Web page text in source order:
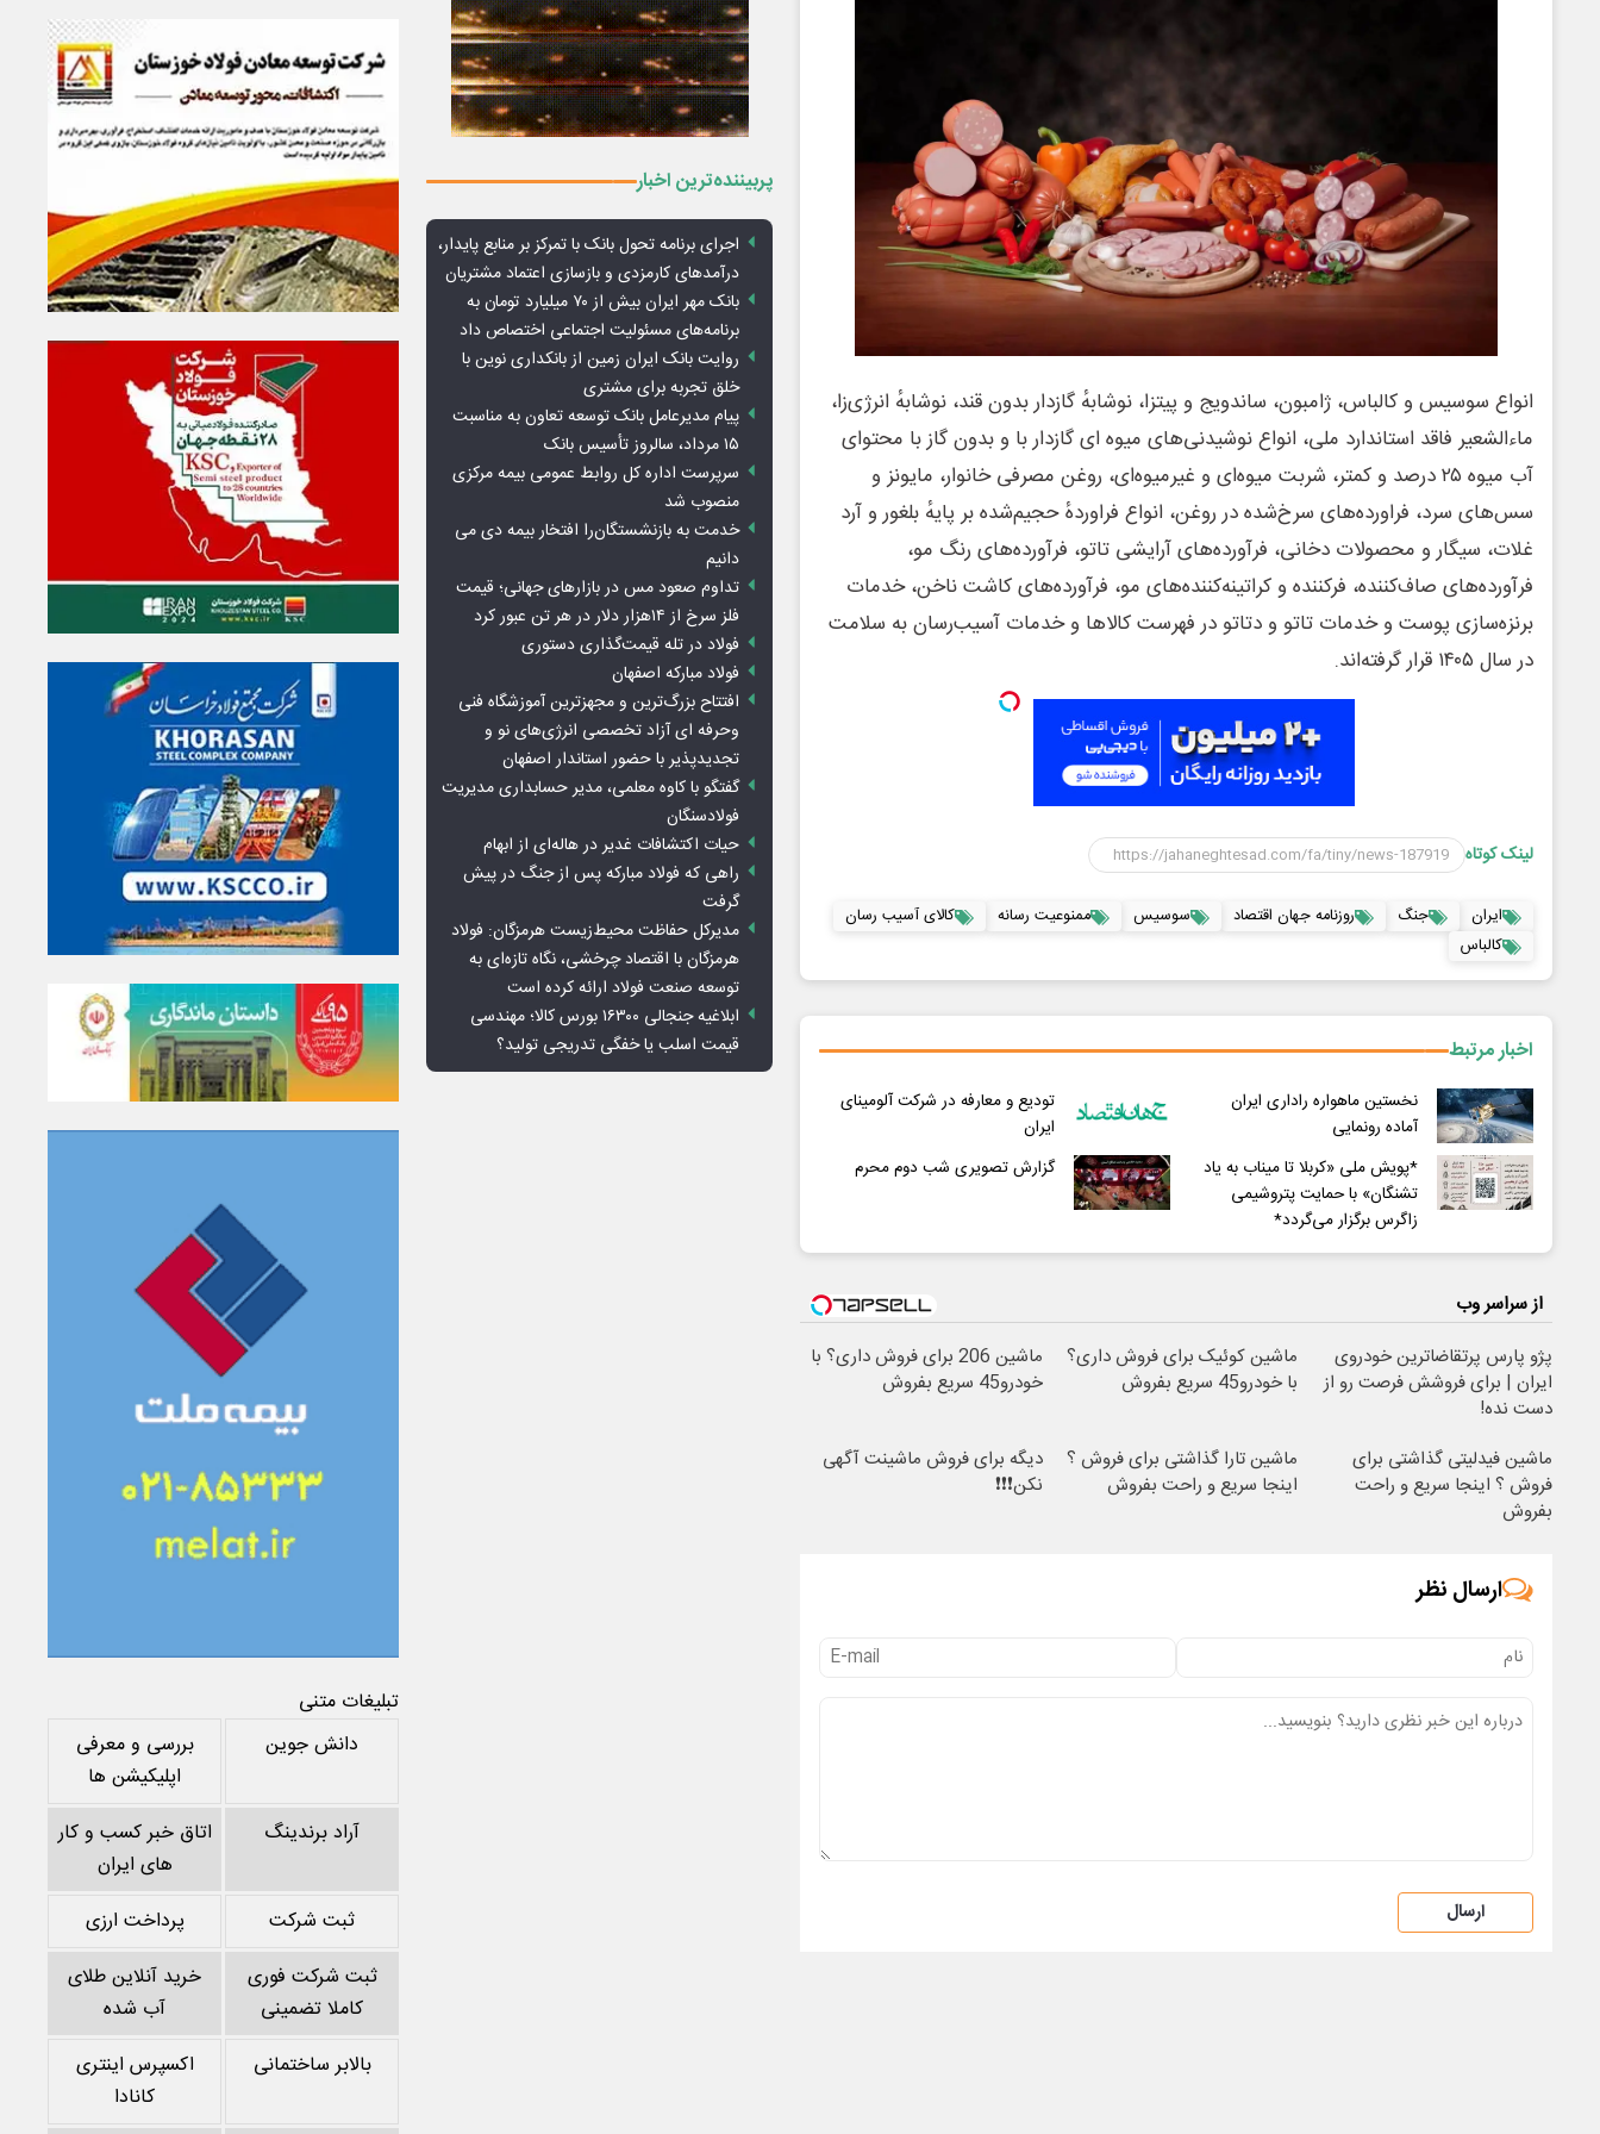
انواع سوسیس و کالباس، ژامبون، ساندویج و پیتزا، نوشابهٔ گازدار بدون قند، نوشابهٔ انرژی‌زا،
ماءالشعیر فاقد استاندارد ملی، انواع نوشیدنی‌های میوه ای گازدار با و بدون گاز با محتوای
آب میوه ۲۵ درصد و کمتر، شربت میوه‌ای و غیرمیوه‌ای، روغن مصرفی خانوار، مایونز و
سس‌های سرد، فراورده‌های سرخ‌شده در روغن، انواع فراوردهٔ حجیم‌شده بر پایهٔ بلغور و آرد
غلات، سیگار و محصولات دخانی، فرآورده‌های آرایشی تاتو، فرآورده‌های رنگ مو،‌
فرآورده‌های صاف‌کننده، فر‌کننده و کراتینه‌کننده‌های مو، فرآورده‌های کاشت ناخن، خدمات
برنزه‌سازی پوست و خدمات تاتو و دتاتو در فهرست کالاها و خدمات آسیب‌رسان به سلامت
در سال ۱۴۰۵ قرار گرفته‌اند.
لینک کوتاه
ایران جنگ روزنامه جهان اقتصاد سوسیس ممنوعیت رسانه
کالای آسیب رسان
کالباس
اخبار مرتبط
نخستین ماهواره راداری ایران
آماده رونمایی
تودیع و معارفه در شرکت آلومینای
ایران
*پویش ملی «کربلا تا میناب به یاد
تشنگان» با حمایت پتروشیمی
زاگرس برگزار می‌گردد*
گزارش تصویری شب دوم محرم
از سراسر وب
پژو پارس پرتقاضاترین خودروی
ایران | برای فروشش فرصت رو از
دست نده!
ماشین کوئیک برای فروش داری؟
با خودرو45 سریع بفروش
ماشین 206 برای فروش داری؟ با
خودرو45 سریع بفروش
ماشین فیدلیتی گذاشتی برای
فروش ؟ اینجا سریع و راحت
بفروش
ماشین تارا گذاشتی برای فروش ؟
اینجا سریع و راحت بفروش
دیگه برای فروش ماشینت آگهی
نکن❗❗❗
ارسال نظر
ارسال
پربیننده‌ترین اخبار
اجرای برنامه تحول بانک با تمرکز بر منابع پایدار،
درآمدهای کارمزدی و بازسازی اعتماد مشتریان
بانک مهر ایران بیش از ۷۰ میلیارد تومان به
برنامه‌های مسئولیت اجتماعی اختصاص داد
روایت بانک ایران زمین از بانکداری نوین با
خلق تجربه برای مشتری
پیام مدیرعامل بانک توسعه تعاون به مناسبت
۱۵ مرداد، سالروز تأسیس بانک
سرپرست اداره کل روابط عمومی بیمه مرکزی
منصوب شد
خدمت به بازنشستگان‌را افتخار بیمه دی می
دانیم
تداوم صعود مس در بازارهای جهانی؛ قیمت
فلز سرخ از ۱۴هزار دلار در هر تن عبور کرد
فولاد در تله قیمت‌گذاری دستوری
فولاد مبارکه اصفهان
افتتاح بزرگ‌ترین و مجهزترین آموزشگاه فنی
وحرفه ای آزاد تخصصی انرژی‌های نو و
تجدیدپذیر با حضور استاندار اصفهان
گفتگو با کاوه معلمی، مدیر حسابداری مدیریت
فولادسنگان
حیات اکتشافات غدیر در هاله‌ای از ابهام
راهی که فولاد مبارکه پس از جنگ در پیش
گرفت
مدیرکل حفاظت محیط‌زیست هرمزگان: فولاد
هرمزگان با اقتصاد چرخشی، نگاه تازه‌ای به
توسعه صنعت فولاد ارائه کرده است
ابلاغیه جنجالی ۱۶۳۰۰ بورس کالا؛ مهندسی
قیمت اسلب یا خفگی تدریجی تولید؟
تبلیغات متنی
دانش جوین
بررسی و معرفی
اپلیکیشن ها
آراد برندینگ
اتاق خبر کسب و کار
های ایران
ثبت شرکت
پرداخت ارزی
ثبت شرکت فوری
کاملا تضمینی
خرید آنلاین طلای
آب شده
بالابر ساختمانی
اکسپرس اینتری
کانادا